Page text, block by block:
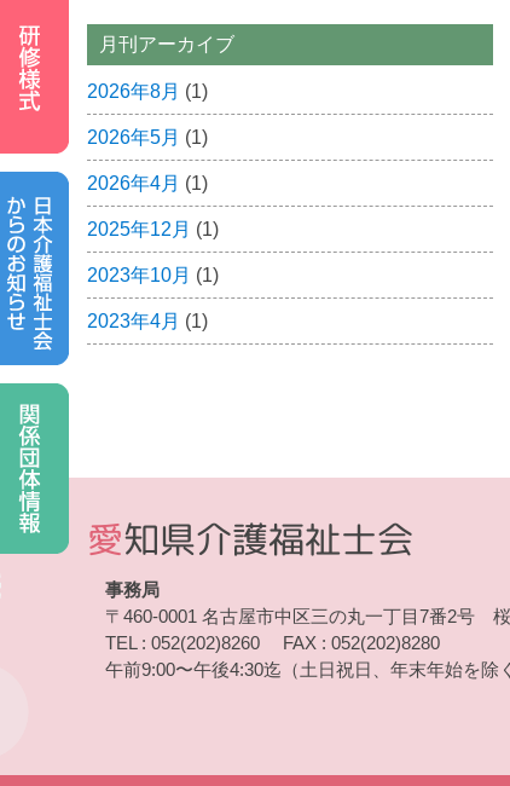
月刊アーカイブ
2026年8月 (1)
2026年5月 (1)
2026年4月 (1)
2025年12月 (1)
2023年10月 (1)
2023年4月 (1)
愛知県介護福祉士会
事務局
〒460-0001名古屋市中区三の丸一丁目7番2号
TEL : 052(202)8260 FAX : 052(202)8280
午前9:00〜午後4:30迄 （土日祝日、年末年始を除